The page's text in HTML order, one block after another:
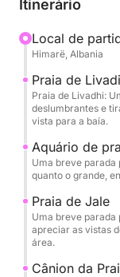
Aquário, Praia
Gruta Secreta,
Gruta de São
Pirata e Praia
desacelerar e
nadar,
mais
Praia de
mineral são
pronto para
Itinerário
Local de
Himarë, Albania
Praia de Livadi
Praia de Livadhi:
deslumbrantes e
vista para a baía.
Aquário de
Uma breve parada
quanto o grande,
Praia de Jale
Uma breve
apreciar as vistas
área.
Cânion da